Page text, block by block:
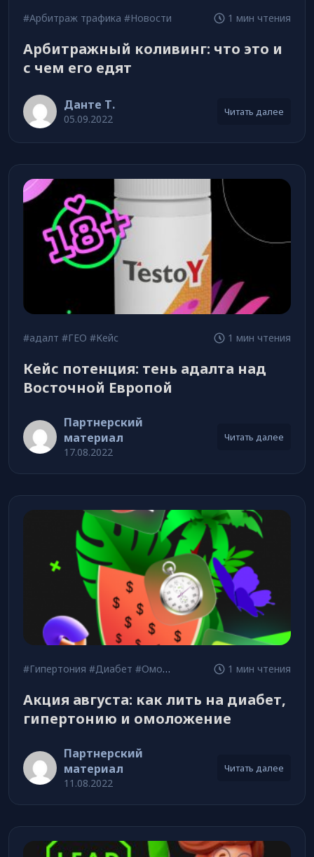
#Арбитраж трафика #Новости 1 мин чтения
Арбитражный коливинг: что это и
с чем его едят
Данте Т.
05.09.2022
Читать далее
#адалт #ГЕО #Кейс 1 мин чтения
Кейс потенция: тень адалта над
Восточной Европой
Партнерский
материал
17.08.2022
Читать далее
#Гипертония #Диабет #Омоложение 1 мин чтения
Акция августа: как лить на диабет,
гипертонию и омоложение
Партнерский
материал
11.08.2022
Читать далее